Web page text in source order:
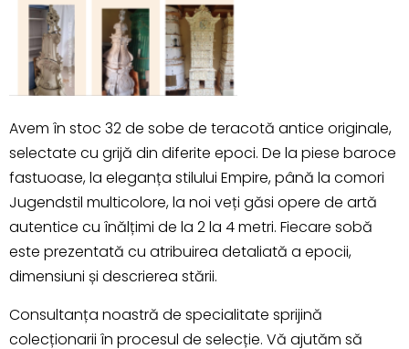
Avem în stoc 32 de sobe de teracotă antice originale,
selectate cu grijă din diferite epoci. De la piese baroce
fastuoase, la eleganța stilului Empire, până la comori
Jugendstil multicolore, la noi veți găsi opere de artă
autentice cu înălțimi de la 2 la 4 metri. Fiecare sobă
este prezentată cu atribuirea detaliată a epocii,
dimensiuni și descrierea stării.
Consultanța noastră de specialitate sprijină
colecționarii în procesul de selecție. Vă ajutăm să